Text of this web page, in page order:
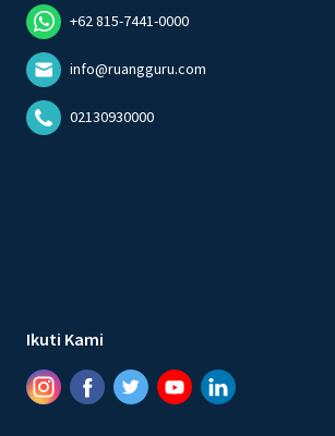
+62 815-7441-0000
info@ruangguru.com
02130930000
Ikuti Kami